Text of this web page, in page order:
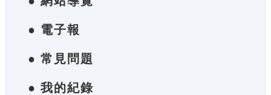
● 電子報
● 常見問題
● 我的紀錄